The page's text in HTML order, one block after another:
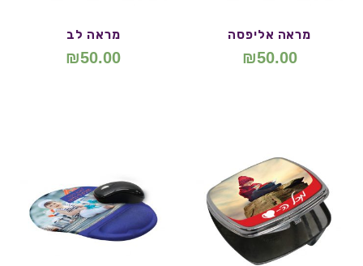
מראה אליפסה
₪50.00
מראה לב
₪50.00